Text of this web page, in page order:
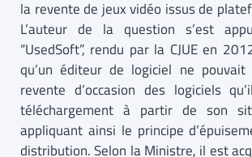
la revente de jeux vidéo issus de
L’auteur de la question s’est
“UsedSoft”, rendu par la CJUE en
qu’un éditeur de logiciel ne pouvait
revente d’occasion des logiciels
téléchargement à partir de son
appliquant ainsi le principe
distribution. Selon la Ministre, il est